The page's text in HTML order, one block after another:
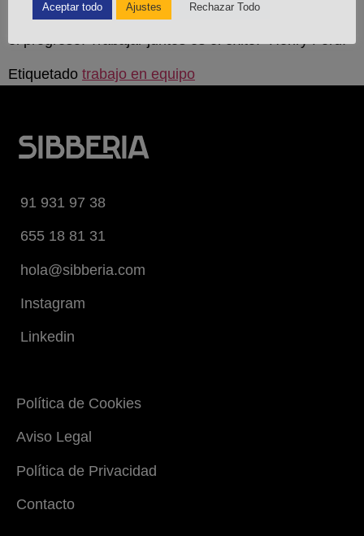
“Llegar juntos es el principio. Mantenerse juntos, es
el progreso. Trabajar juntos es el éxito.” Henry Ford.
Etiquetado trabajo en equipo
91 931 97 38
655 18 81 31
hola@sibberia.com
Instagram
Linkedin
Política de Cookies
Aviso Legal
Política de Privacidad
Contacto
Aceptar todo Ajustes Rechazar Todo